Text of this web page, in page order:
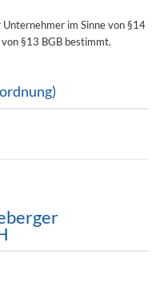
im Sinne von §14
§13 BGB bestimmt.